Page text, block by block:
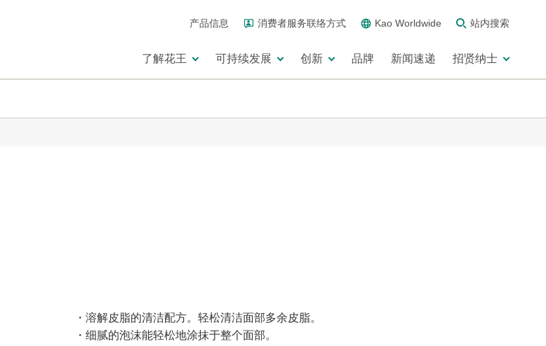
产品信息 消费者服务联络方式 Kao Worldwide 站内搜索
了解花王 可持续发展 创新 品牌 新闻速递 招贤纳士
・溶解皮脂的清洁配方。轻松清洁面部多余皮脂。
・细腻的泡沫能轻松地涂抹于整个面部。